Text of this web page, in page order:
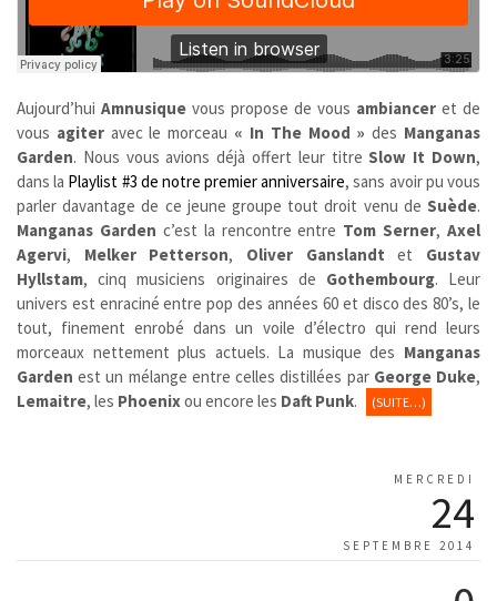
Aujourd’hui Amnusique vous propose de vous ambiancer et de
vous agiteravec le morceau « In The Mood » des Manganas
Garden. Nous vous avions déjà offert leur titreSlow It Down,
dans la Playlist #3 de notre premier anniversaire, sans avoir pu vous
parler davantage de ce jeune groupe tout droit venu de Suède.
Manganas Garden c’est la rencontre entre Tom Serner, Axel
Agervi, Melker Petterson, Oliver Ganslandt et Gustav
Hyllstam, cinq musiciens originaires de Gothembourg. Leur
univers est enraciné entre pop des années 60 et disco des 80’s, le
tout, finement enrobé dans un voile d’électro qui rend leurs
morceaux nettement plus actuels. La musique des Manganas
Gardenest un mélange entre celles distillées par George Duke,
Lemaitre, les Phoenix ou encore les Daft Punk. (SUITE…)
MERCREDI
24
SEPTEMBRE 2014